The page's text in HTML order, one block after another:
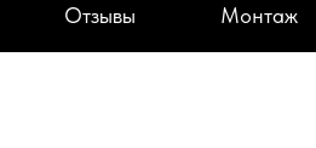
Отзывы Монтаж